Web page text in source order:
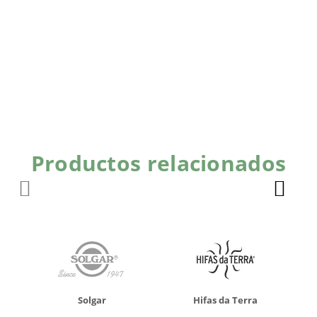
Productos relacionados
Solgar Hifas da Terra